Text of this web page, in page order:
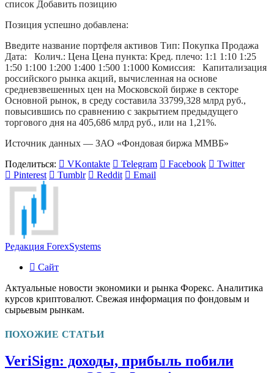
список Добавить позицию
Позиция успешно добавлена:
Введите название портфеля активов Тип: Покупка Продажа
Дата: Колич.: Цена Цена пункта: Кред. плечо: 1:1 1:10 1:25
1:50 1:100 1:200 1:400 1:500 1:1000 Комиссия: Капитализация
российского рынка акций, вычисленная на основе
средневзвешенных цен на Московской бирже в секторе
Основной рынок, в среду составила 33799,328 млрд руб.,
повысившись по сравнению с закрытием предыдущего
торгового дня на 405,686 млрд руб., или на 1,21%.
Источник данных — ЗАО «Фондовая биржа ММВБ»
Поделиться:
VKontakte Telegram Facebook
Twitter
Pinterest
Tumblr Reddit Email
Редакция ForexSystems
Сайт
Актуальные новости экономики и рынка Форекс. Аналитика
курсов криптовалют. Свежая информация по фондовым и
сырьевым рынкам.
ПОХОЖИЕ СТАТЬИ
VeriSign: доходы, прибыль побили